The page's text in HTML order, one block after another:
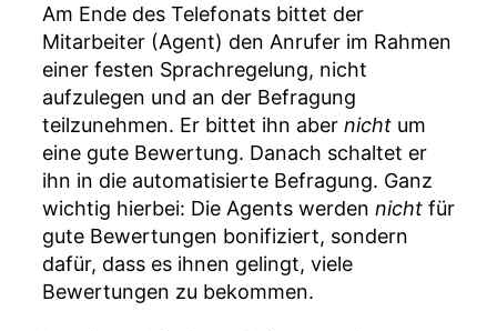
Am Ende des Telefonats bittet der
Mitarbeiter (Agent) den Anrufer im Rahmen
einer festen Sprachregelung, nicht
aufzulegen und an der Befragung
teilzunehmen. Er bittet ihn aber nicht um
eine gute Bewertung. Danach schaltet er
ihn in die automatisierte Befragung. Ganz
wichtig hierbei: Die Agents werden nicht für
gute Bewertungen bonifiziert, sondern
dafür, dass es ihnen gelingt, viele
Bewertungen zu bekommen.